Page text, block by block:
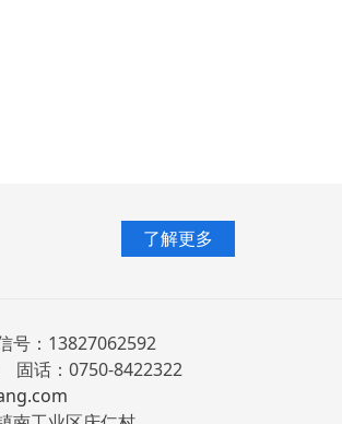
了解更多
号：13827062592
固话：0750-8422322